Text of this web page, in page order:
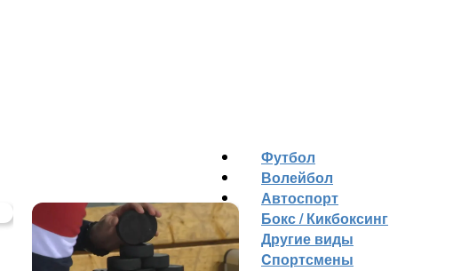
Футбол
Волейбол
Автоспорт
Бокс / Кикбоксинг
Другие виды
Cпортсмены